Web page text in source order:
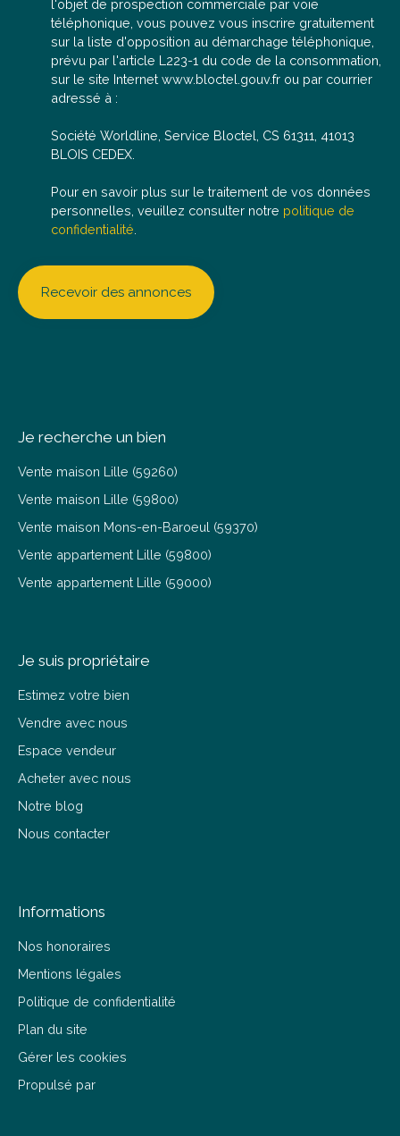
l'objet de prospection commerciale par voie
téléphonique, vous pouvez vous inscrire gratuitement
sur la liste d'opposition au démarchage téléphonique,
prévu par l'article L223-1 du code de la consommation,
sur le site Internet www.bloctel.gouv.fr ou par courrier
adressé à :
Société Worldline, Service Bloctel, CS 61311, 41013
BLOIS CEDEX.
Pour en savoir plus sur le traitement de vos données
personnelles, veuillez consulter notre politique de
confidentialité
Recevoir des annonces
Je recherche un bien
Vente maison Lille (59260)
Vente maison Lille (59800)
Vente maison Mons-en-Baroeul (59370)
Vente appartement Lille (59800)
Vente appartement Lille (59000)
Je suis propriétaire
Estimez votre bien
Vendre avec nous
Espace vendeur
Acheter avec nous
Notre blog
Nous contacter
Informations
Nos honoraires
Mentions légales
Politique de confidentialité
Plan du site
Gérer les cookies
Propulsé par